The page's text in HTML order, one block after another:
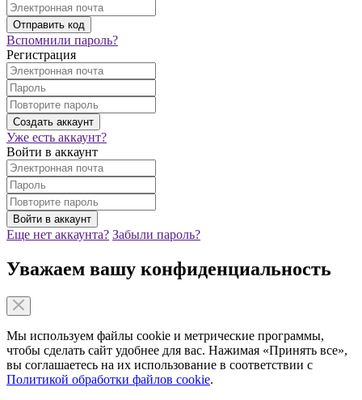
Вспомнили пароль?
Регистрация
Уже есть аккаунт?
Войти в аккаунт
Еще нет аккаунта? Забыли пароль?
Уважаем вашу конфиденциальность
Мы используем файлы cookie и метрические программы,
чтобы сделать сайт удобнее для вас. Нажимая «Принять все»,
вы соглашаетесь на их использование в соответствии с
Политикой обработки файлов cookie.